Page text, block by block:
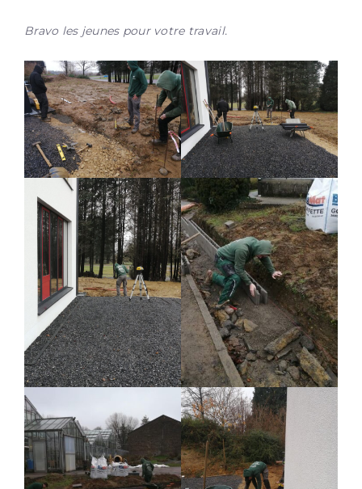
Bravo les jeunes pour votre travail.